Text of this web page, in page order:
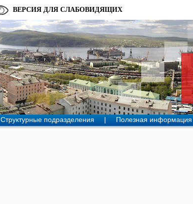
ВЕРСИЯ ДЛЯ СЛАБОВИДЯЩИХ
Структурные подразделения | Полезная информация